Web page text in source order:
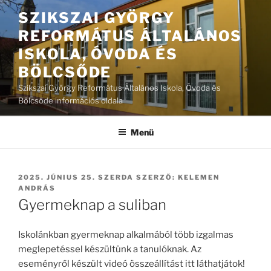
Tartalomhoz
SZIKSZAI GYÖRGY
REFORMÁTUS ÁLTALÁNOS
ISKOLA, ÓVODA ÉS
BÖLCSŐDE
Szikszai György Református Általános Iskola, Óvoda és
Bölcsőde információs oldala
Menü
BEKÜLDVE:
2025. JÚNIUS 25. SZERDA SZERZŐ: KELEMEN
ANDRÁS
Gyermeknap a suliban
Iskolánkban gyermeknap alkalmából több izgalmas
meglepetéssel készültünk a tanulóknak. Az
eseményről készült videó összeállítást itt láthatjátok!